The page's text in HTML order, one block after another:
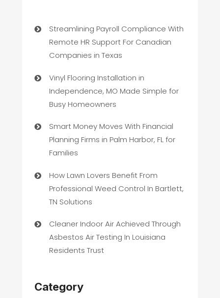
Streamlining Payroll Compliance With
Remote HR Support For Canadian
Companies in Texas
Vinyl Flooring Installation in
Independence, MO Made Simple for
Busy Homeowners
Smart Money Moves With Financial
Planning Firms in Palm Harbor, FL for
Families
How Lawn Lovers Benefit From
Professional Weed Control In Bartlett,
TN Solutions
Cleaner Indoor Air Achieved Through
Asbestos Air Testing In Louisiana
Residents Trust
Category